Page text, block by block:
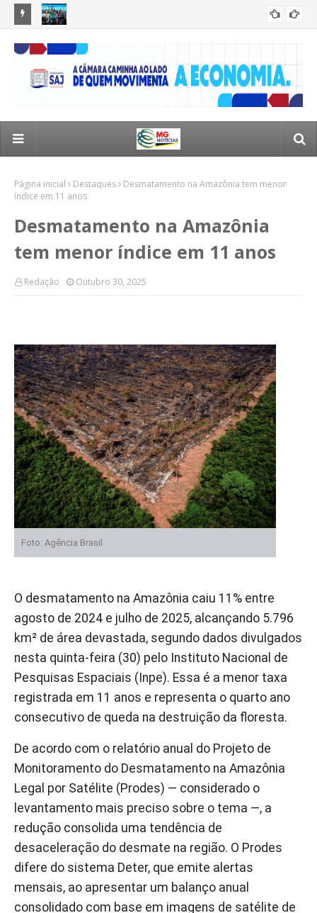
extremo sul
POLÍTICA
Página inicial Destaques
Desmatamento na Amazônia tem menor
índice em 11 anos
Desmatamento na Amazônia
tem menor índice em 11 anos
Redação Outubro 30, 2025
Foto: Agência Brasil
O desmatamento na Amazônia caiu 11% entre
agosto de 2024 e julho de 2025, alcançando 5.796
km² de área devastada, segundo dados divulgados
nesta quinta-feira (30) pelo Instituto Nacional de
Pesquisas Espaciais (Inpe). Essa é a menor taxa
registrada em 11 anos e representa o quarto ano
consecutivo de queda na destruição da floresta.
De acordo com o relatório anual do Projeto de
Monitoramento do Desmatamento na Amazônia
Legal por Satélite (Prodes) — considerado o
levantamento mais preciso sobre o tema —, a
redução consolida uma tendência de
desaceleração do desmate na região. O Prodes
difere do sistema Deter, que emite alertas
mensais, ao apresentar um balanço anual
consolidado com base em imagens de satélite de